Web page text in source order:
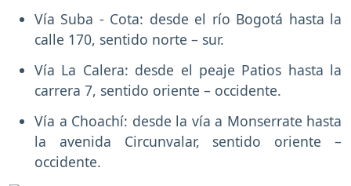
Vía Suba - Cota: desde el río Bogotá hasta la
calle 170, sentido norte – sur.
Vía La Calera: desde el peaje Patios hasta la
carrera 7, sentido oriente – occidente.
Vía a Choachí: desde la vía a Monserrate hasta
la avenida Circunvalar, sentido oriente –
occidente.